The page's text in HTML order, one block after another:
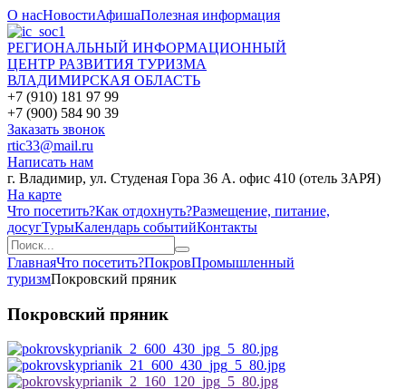
О насНовостиАфишаПолезная информация
РЕГИОНАЛЬНЫЙ ИНФОРМАЦИОННЫЙ
ЦЕНТР РАЗВИТИЯ ТУРИЗМА
ВЛАДИМИРСКАЯ ОБЛАСТЬ
+7 (910) 181 97 99
+7 (900) 584 90 39
Заказать звонок
rtic33@mail.ru
Написать нам
г. Владимир, ул. Студеная Гора 36 А. офис 410 (отель ЗАРЯ)
На карте
Что посетить?Как отдохнуть?Размещение, питание,
досугТурыКалендарь событийКонтакты
ГлавнаяЧто посетить?ПокровПромышленный
туризмПокровский пряник
Покровский пряник